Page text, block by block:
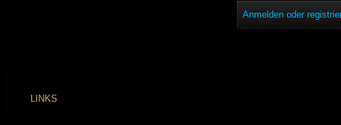
Anmelden oder
LINKS